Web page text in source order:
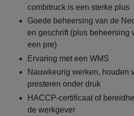
combitruck is een sterke plus
Goede beheersing van de
en geschrift (plus beheersing
een pre)
Ervaring met een WMS
Nauwkeurig werken, houden
presteren onder druk
HACCP-certificaat of
de werkgever